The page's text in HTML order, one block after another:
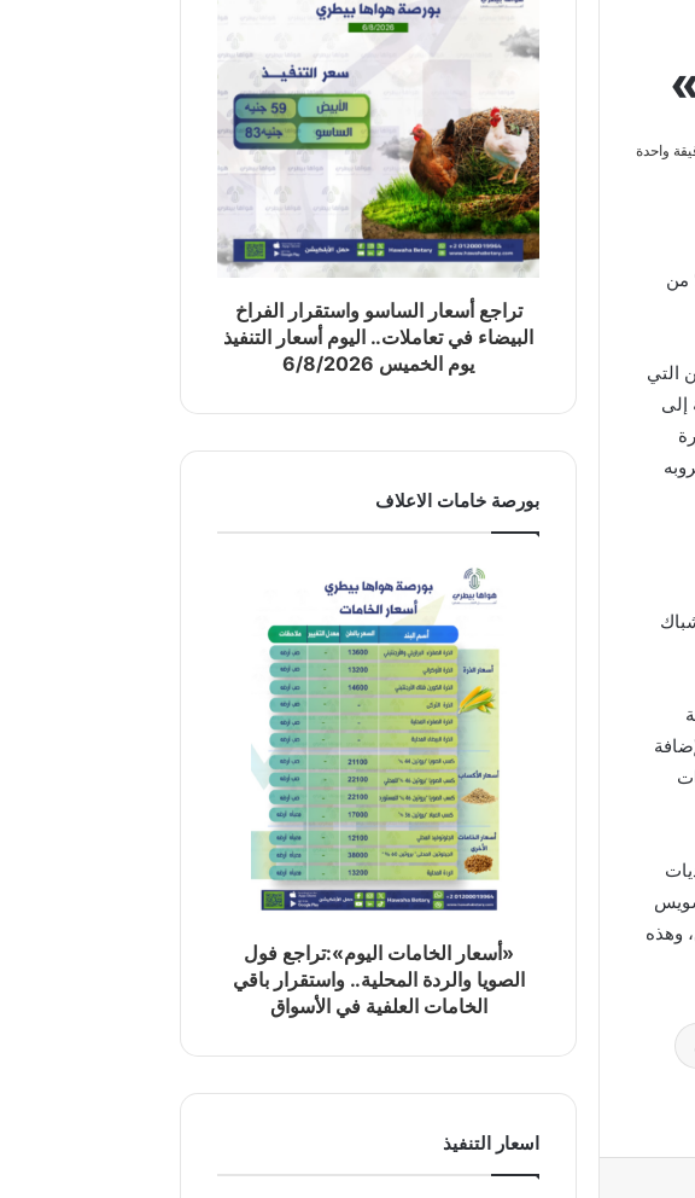
واحدة
للثروة المائية، إن الاستزراع السمكي يغطي نحو 80% من
التي
إلى
وهذه
تراجع أسعار الساسو واستقرار الفراخ
البيضاء في تعاملات.. اليوم أسعار التنفيذ
يوم الخميس 6/8/2026
بورصة خامات الاعلاف
«أسعار الخامات اليوم»:تراجع فول
الصويا والردة المحلية.. واستقرار باقي
الخامات العلفية في الأسواق
اسعار التنفيذ